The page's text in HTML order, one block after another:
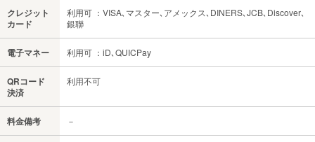
クレジット
カード
利用可 ：VISA､マスター､アメックス､DINERS､JCB､Discover､
銀聯
電子マネー 利用可 ：iD､QUICPay
QRコード
決済
利用不可
料金備考 －